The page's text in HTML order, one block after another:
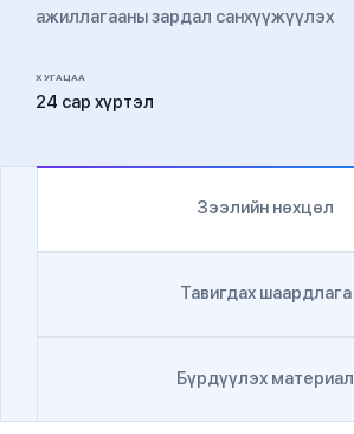
ажиллагааны зардал санхүүжүүлэх
ХУГАЦАА
24 сар хүртэл
Зээлийн нөхцөл
Тавигдах шаардлага
Бүрдүүлэх материал